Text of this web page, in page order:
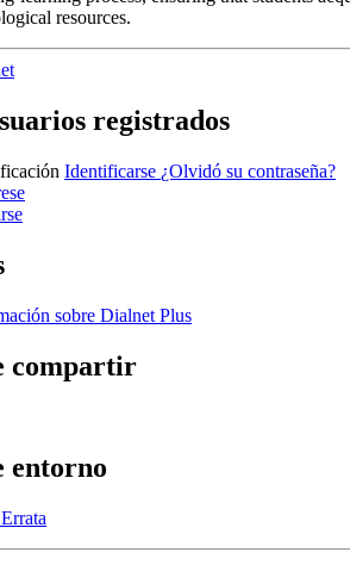
resources.
registrados
Identificarse ¿Olvidó su contraseña?
compartir
entorno